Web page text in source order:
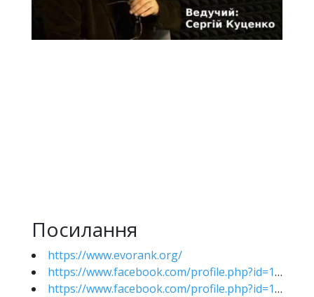
Посилання
https://www.evorank.org/
https://www.facebook.com/profile.php?id=100000827700130
https://www.facebook.com/profile.php?id=100015021307432